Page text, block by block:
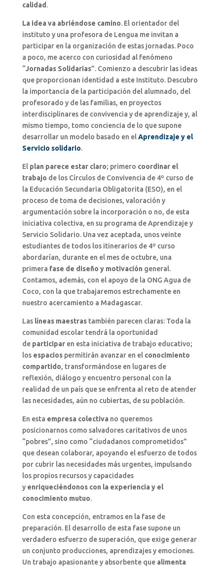
calidad .
La idea va abriéndose camino. El orientador del
instituto y una profesora de Lengua me invitan a
participar en la organización de estas jornadas. Poco
a poco, me acerco con curiosidad al fenómeno
“Jornadas Solidarias”. Comienzo a descubrir las ideas
que proporcionan identidad a este Instituto. Descubro
la importancia de la participación del alumnado, del
profesorado y de las familias, en proyectos
interdisciplinares de convivencia y de aprendizaje y, al
mismo tiempo, tomo conciencia de lo que supone
desarrollar un modelo basado en el Aprendizaje y el
Servicio solidario.
El plan parece estar claro; primero coordinar el
trabajo de los Círculos de Convivencia de 4º curso de
la Educación Secundaria Obligatorita (ESO), en el
proceso de toma de decisiones, valoración y
argumentación sobre la incorporación o no, de esta
iniciativa colectiva, en su programa de Aprendizaje y
Servicio Solidario. Una vez aceptada, unos veinte
estudiantes de todos los itinerarios de 4º curso
abordarían, durante en el mes de octubre, una
primera fase de diseño y motivación general.
Contamos, además, con el apoyo de la ONG Agua de
Coco, con la que trabajaremos estrechamente en
nuestro acercamiento a Madagascar.
Las líneas maestras también parecen claras: Toda la
comunidad escolar tendrá la oportunidad
de participar en esta iniciativa de trabajo educativo;
los espacios permitirán avanzar en el conocimiento
compartido, transformándose en lugares de
reflexión, diálogo y encuentro personal con la
realidad de un país que se enfrenta al reto de atender
las necesidades, aún no cubiertas, de su población.
En esta empresa colectiva no queremos
posicionarnos como salvadores caritativos de unos
“pobres”, sino como “ciudadanos comprometidos”
que desean colaborar, apoyando el esfuerzo de todos
por cubrir las necesidades más urgentes, impulsando
los propios recursos y capacidades
y enriqueciéndonos con la experiencia y el
conocimiento mutuo.
Con esta concepción, entramos en la fase de
preparación. El desarrollo de esta fase supone un
verdadero esfuerzo de superación, que exige generar
un conjunto producciones, aprendizajes y emociones.
Un trabajo apasionante y absorbente que alimenta